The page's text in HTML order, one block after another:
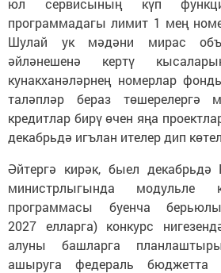
юл сервисының күп
программадагы лимит 1 мең
Шулай ук мәдәни мирас
әйләнешенә кертү
кунакханәләрнең номерлар
таләпләр бераз төшерелергә
кредитлар бирү өчен яңа
декабрьдә игълан ителер дип
Әйтергә кирәк, быел
министрлыгында модульле
программасы буенча
2027 елларга) конкурс
алуны башларга
ашыруга федераль